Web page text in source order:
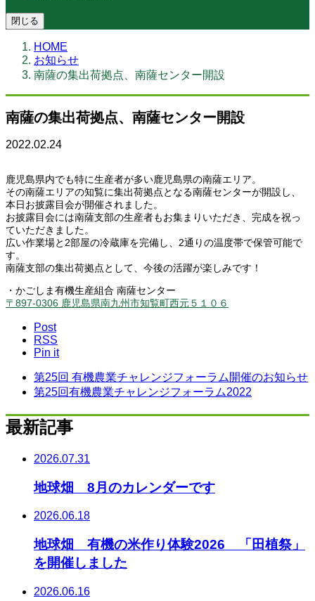
閉じる
HOME
お知らせ
南薩の集出荷拠点、南薩センター開設
南薩の集出荷拠点、南薩センター開設
2022.02.24
鹿児島県内でも特に生産者が多い鹿児島県の南薩エリア。
その南薩エリアの知覧に集出荷拠点となる南薩センターが開設し、
本日お披露目会が開催されました。
お披露目会には南薩支部の生産者もお集まりいただき、完成を祝っ
ていただきました。
広い作業場と2部屋の冷蔵庫を完備し、2通りの温度帯で保管可能で
す。
南薩支部の集出荷拠点として、今後の活躍が楽しみです！
・かごしま有機生産組合 南薩センター
〒897-0306 鹿児島県南九州市知覧町西元５１０６
Post
RSS
Pin it
第25回 有機農業チャレンジフォーラム開催のお知らせ
第25回有機農業チャレンジフォーラム2022
最新記事
2026.07.31
地球畑 8月のカレンダーです
2026.06.18
地球畑 有機の米作り体験2026 「田植祭」
を開催しました
2026.06.16